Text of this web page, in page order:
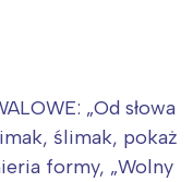
„Od słowa
ślimak, pokaż
formy, „Wolny